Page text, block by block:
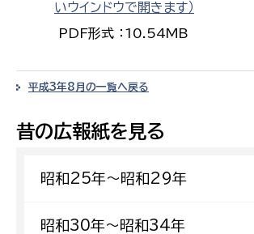
昔の広報紙を見る
昭和25年〜昭和29年
昭和30年〜昭和34年
いウインドウで開きます）
PDF形式 ：10.54MB
平成3年8月の一覧へ戻る